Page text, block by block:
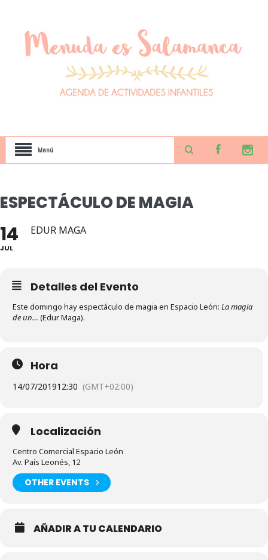
Menú
ESPECTÁCULO DE MAGIA
14
JUL
EDUR MAGA
Detalles del Evento
Este domingo hay espectáculo de magia en Espacio León: La magia
de un… (Edur Maga).
Hora
14/07/201912:30 (GMT+02:00)
Localización
Centro Comercial Espacio León
Av. País Leonés, 12
OTHER EVENTS
AÑADIR A TU CALENDARIO